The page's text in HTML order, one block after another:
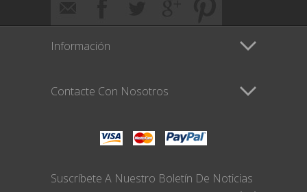
Información
Contacte Con Nosotros
Suscríbete A Nuestro Boletín De Noticias